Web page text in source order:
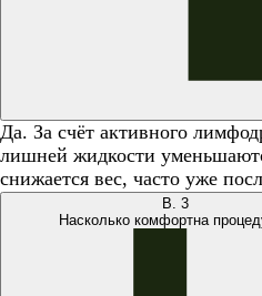
Да. За счёт активного
лишней жидкости
снижается вес, часто уже
В. 3
Насколько комфортна